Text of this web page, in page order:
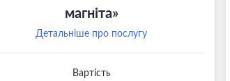
магніта»
Детальніше про послугу
Вартість